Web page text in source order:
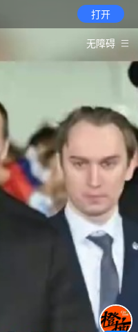
打开
无障碍